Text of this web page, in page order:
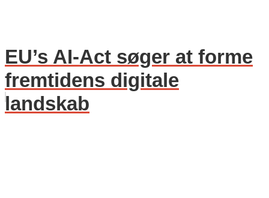
EU’s AI-Act søger at forme
fremtidens digitale
landskab